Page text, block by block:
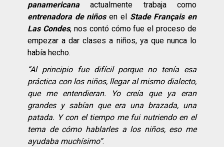
panamericanaactualmente trabaja como
entrenadora de niñosen el Stade Français en
Las Condes, nos contó cómo fue el proceso de
empezar a dar clases a niños, ya que nunca lo
había hecho.
“Al principio fue difícil porque no tenía esa
práctica con los niños, llegar al mismo dialecto,
que me entendieran. Yo creía que ya eran
grandes y sabían que era una brazada, una
patada. Y con el tiempo me fui nutriendo en el
tema de cómo hablarles a los niños, eso me
ayudaba muchísimo”.